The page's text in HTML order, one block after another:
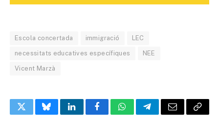
Escola concertada immigració LEC
necessitats educatives específiques NEE
Vicent Marzà
TwitterBlueskyLinkedInFacebookWhatsAppTelegramEmail Copy